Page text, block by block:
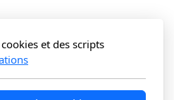
Descombes
le Petit 21
et des scripts